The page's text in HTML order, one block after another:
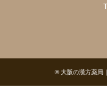
©大阪の漢方薬局